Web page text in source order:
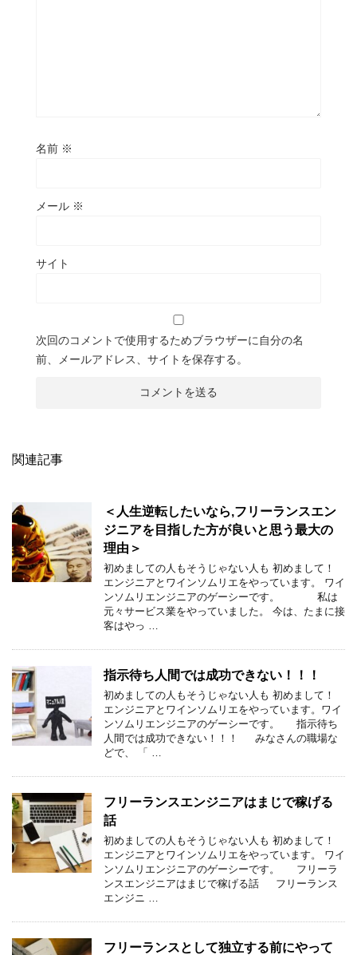
名前 ※
メール ※
サイト
次回のコメントで使用するためブラウザーに自分の名
前、メールアドレス、サイトを保存する。
関連記事
＜人生逆転したいなら,フリーランスエン
ジニアを目指した方が良いと思う最大の
理由＞
初めましての人もそうじゃない人も 初めまして！
エンジニアとワインソムリエをやっています。 ワイ
ンソムリエンジニアのゲーシーです。 私は
元々サービス業をやっていました。 今は、たまに接
客はやっ …
指示待ち人間では成功できない！！！
初めましての人もそうじゃない人も 初めまして！
エンジニアとワインソムリエをやっています。ワイ
ンソムリエンジニアのゲーシーです。 指示待ち
人間では成功できない！！！ みなさんの職場な
どで、 「 …
フリーランスエンジニアはまじで稼げる
話
初めましての人もそうじゃない人も 初めまして！
エンジニアとワインソムリエをやっています。 ワイ
ンソムリエンジニアのゲーシーです。 フリーラ
ンスエンジニアはまじで稼げる話 フリーランス
エンジニ …
フリーランスとして独立する前にやって